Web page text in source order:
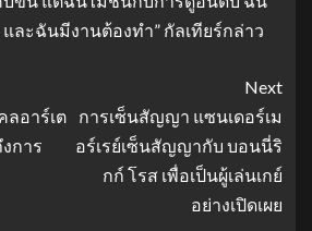
ละฉันมีงานต้องทำ” กัลเทียร์กล่าว
ลอาร์เต
การ
Next
การเซ็นสัญญา แซนเดอร์เม
อร์เรย์เซ็นสัญญากับ บอนนี่ริ
กก์ โรส เพื่อเป็นผู้เล่นเกย์
อย่างเปิดเผย